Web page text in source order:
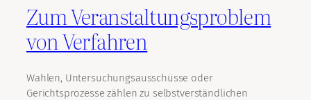
Zum Veranstaltungsproblem
von Verfahren
Wahlen, Untersuchungsausschüsse oder
Gerichtsprozesse zählen zu selbstverständlichen